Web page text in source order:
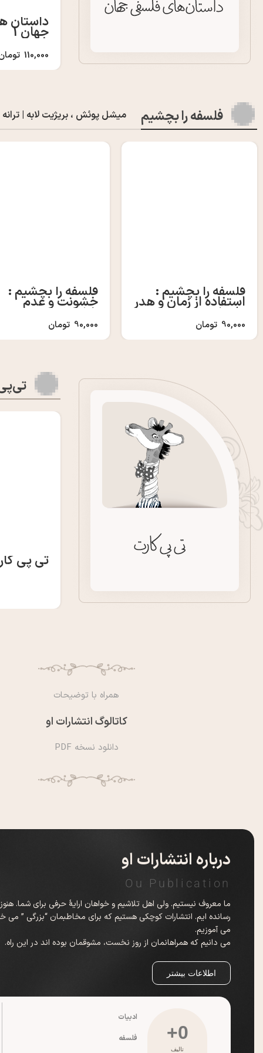
داستان
جهان 1
110,000
فلسفه را بچشیم میشل پوئش ، بریژیت لابه |
فلسفه را بچشیم :
استفاده از زمان و هدر
دادنش
90,000 تومان
فلسفه را بچشیم :
خشونت و عدم
خشونت
90,000 تومان
تی پی
همراه با توضیحات
کاتالوگ انتشارات او
دانلود نسخه PDF
درباره انتشارات او
Ou Publication
ما معروف نیستیم. ولی اهل تلاشیم و خواهان ارایهٔ حرفی برای شما.
رسانده ایم. انتشارات کوچکی هستیم که برای مخاطبمان “بزرگی ” می
می آموزیم.
می دانیم که همراهانمان از روز نخست، مشوقمان بوده اند در این راه.
اطلاعات بیشتر
تالیف
0
+
ادبیات
فلسفه